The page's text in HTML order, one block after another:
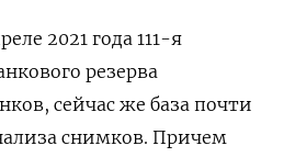
2021 года 111-я
резерва
сейчас же база почти
снимков. Причем